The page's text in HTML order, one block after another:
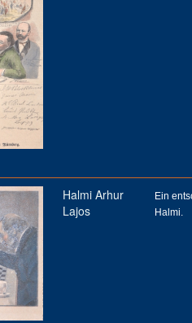
Halmi Arhur
Lajos
Ein
Halmi.